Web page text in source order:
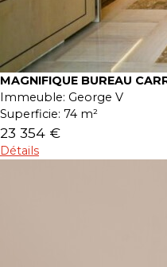
MAGNIFIQUE BUREAU
Immeuble: George V
Superficie: 74 m²
23 354 €
Détails